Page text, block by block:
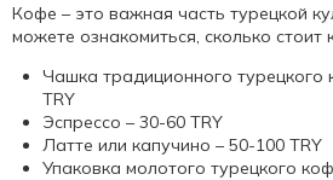
Кофе – это важная часть турецкой
можете ознакомиться, сколько стоит
Чашка традиционного турецкого
TRY
Эспрессо – 30-60 TRY
Латте или капучино – 50-100 TRY
Упаковка молотого турецкого